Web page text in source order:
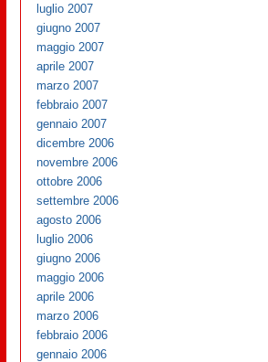
luglio 2007
giugno 2007
maggio 2007
aprile 2007
marzo 2007
febbraio 2007
gennaio 2007
dicembre 2006
novembre 2006
ottobre 2006
settembre 2006
agosto 2006
luglio 2006
giugno 2006
maggio 2006
aprile 2006
marzo 2006
febbraio 2006
gennaio 2006